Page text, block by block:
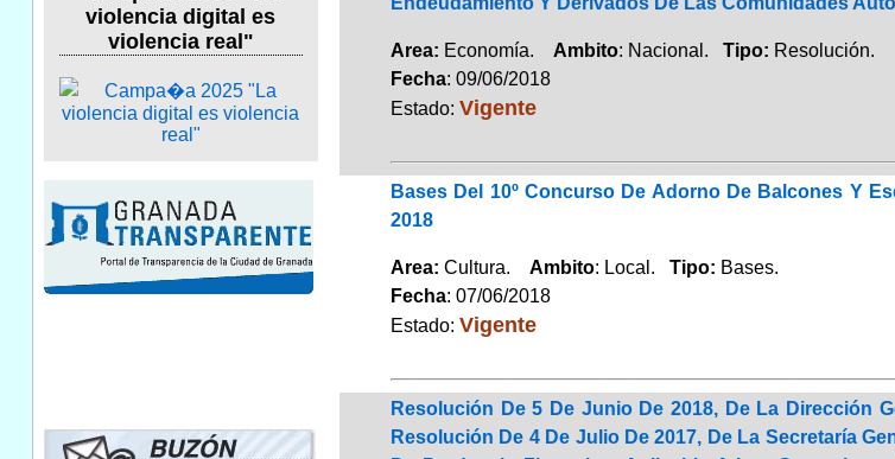
violencia digital es
violencia real"
Area: Economía. Ambito: Nacional. Tipo: Resolución.
Fecha: 09/06/2018
Estado: Vigente
Bases Del 10º Concurso De Adorno De Balcones Y
2018
Area: Cultura. Ambito: Local. Tipo: Bases.
Fecha: 07/06/2018
Estado: Vigente
Resolución De 5 De Junio De 2018, De La Dirección
Resolución De 4 De Julio De 2017, De La Secretaría